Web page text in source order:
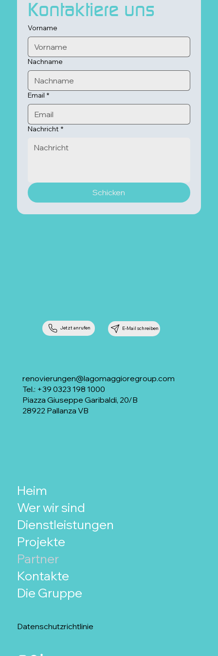
Kontaktiere uns
Vorname
Nachname
Email *
Nachricht *
Schicken
Jetzt anrufen E-Mail schreiben
renovierungen@lagomaggioregroup.com
Tel.: +39 0323 198 1000
Piazza Giuseppe Garibaldi, 20/B
28922 Pallanza VB
Heim
Wer wir sind
Dienstleistungen
Projekte
Partner
Kontakte
Die Gruppe
Datenschutzrichtlinie